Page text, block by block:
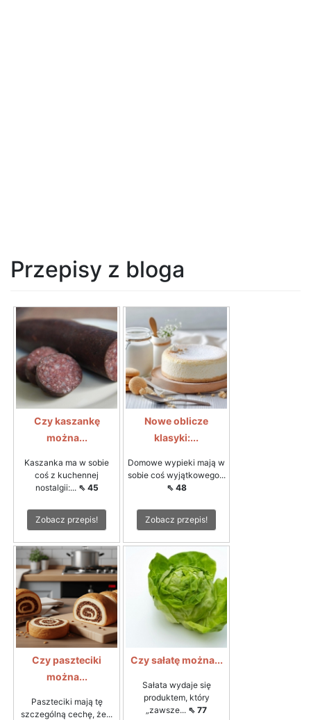
Przepisy z bloga
Czy kaszankę
można...
Kaszanka ma w sobie
coś z kuchennej
nostalgii:... ⇖ 45
Zobacz przepis!
Nowe oblicze
klasyki:...
Domowe wypieki mają w
sobie coś wyjątkowego...
⇖ 48
Zobacz przepis!
Czy paszteciki
można...
Paszteciki mają tę
szczególną cechę, że...
Czy sałatę można...
Sałata wydaje się
produktem, który
„zawsze... ⇖ 77